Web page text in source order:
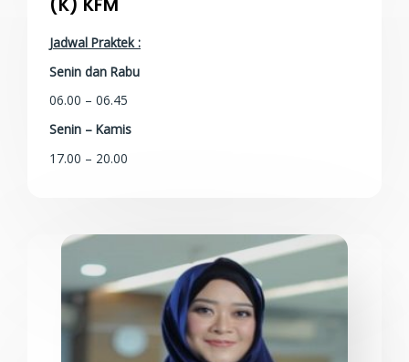
Jadwal Praktek :
Senin dan Rabu
06.00 – 06.45
Senin – Kamis
17.00 – 20.00